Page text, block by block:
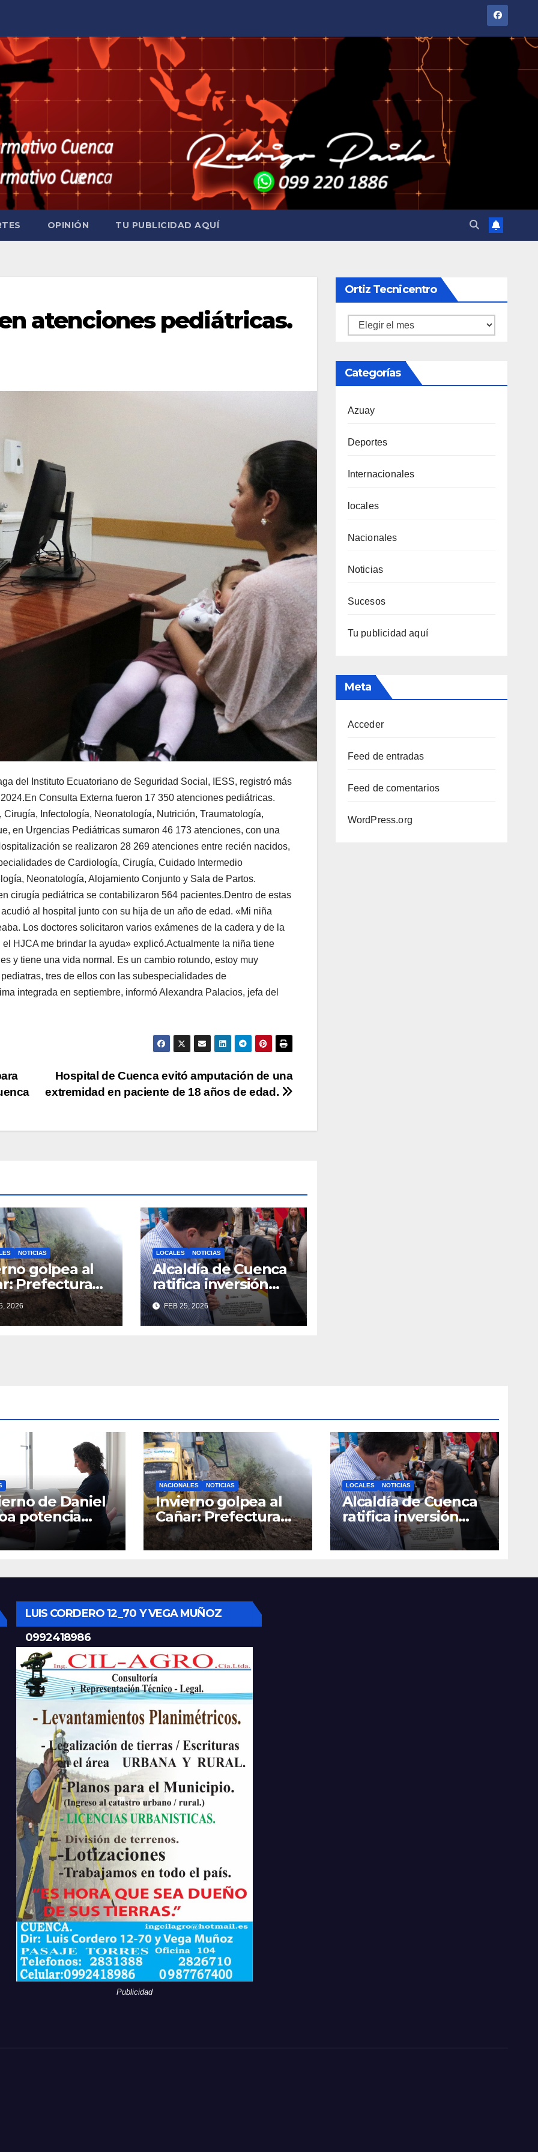
OPINIÓN TU PUBLICIDAD AQUÍ
atenciones pediátricas.
del Instituto Ecuatoriano de Seguridad Social, IESS, registró más
Consulta Externa fueron 17 350 atenciones pediátricas.
Infectología, Neonatología, Nutrición, Traumatología,
en Urgencias Pediátricas sumaron 46 173 atenciones, con una
se realizaron 28 269 atenciones entre recién nacidos,
de Cardiología, Cirugía, Cuidado Intermedio
Neonatología, Alojamiento Conjunto y Sala de Partos.
cirugía pediátrica se contabilizaron 564 pacientes.Dentro de estas
al hospital junto con su hija de un año de edad. «Mi niña
Los doctores solicitaron varios exámenes de la cadera y de la
HJCA me brindar la ayuda» explicó.Actualmente la niña tiene
y tiene una vida normal. Es un cambio rotundo, estoy muy
tres de ellos con las subespecialidades de
integrada en septiembre, informó Alexandra Palacios, jefa del
Hospital de Cuenca evitó amputación de una
extremidad en paciente de 18 años de edad.
NOTICIAS
golpea al
Prefectura
en toda
para
2026
LOCALES NOTICIAS
Alcaldía de Cuenca
ratifica inversión
social con
fundaciones e
instituciones locales
FEB 25, 2026
Ortiz Tecnicentro
Ortiz
Categorías
Azuay
Deportes
Internacionales
locales
Nacionales
Noticias
Sucesos
Tu publicidad aquí
Meta
Acceder
Feed de entradas
Feed de comentarios
WordPress.org
de Daniel
potencia
Materno
y
con nuevos
NACIONALES NOTICIAS
Invierno golpea al
Cañar: Prefectura
despliega
maquinaria en toda
mantener las vías
LOCALES NOTICIAS
Alcaldía de Cuenca
ratifica inversión
social con
fundaciones e
LUIS CORDERO 12_70 Y VEGA MUÑOZ
0992418986
Publicidad